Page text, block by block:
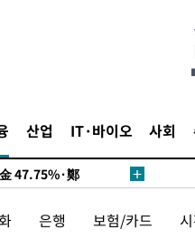
산업 IT·바이오 사회
1.3%↑
율 45.42%로 1위… 정
47.75%·鄭
의미보단 팀 위해 뛸
표 김민석 승리
은행 보험/카드